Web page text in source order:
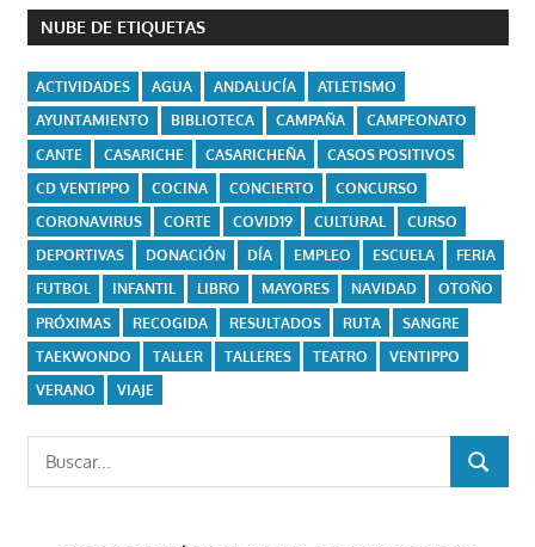
NUBE DE ETIQUETAS
ACTIVIDADES AGUA ANDALUCÍA
ATLETISMO
AYUNTAMIENTO
BIBLIOTECA CAMPAÑA
CAMPEONATO
CANTE
CASARICHE CASARICHEÑA
CASOS POSITIVOS
CD VENTIPPO
COCINA CONCIERTO
CONCURSO
CORONAVIRUS
CORTE COVID19 CULTURAL
CURSO
DEPORTIVAS
DONACIÓN DÍA EMPLEO ESCUELA
FERIA
FUTBOL
INFANTIL LIBRO MAYORES NAVIDAD
OTOÑO
PRÓXIMAS
RECOGIDA RESULTADOS RUTA
SANGRE
TAEKWONDO
TALLER TALLERES TEATRO
VENTIPPO
VERANO
VIAJE
Buscar:
BUSCAR